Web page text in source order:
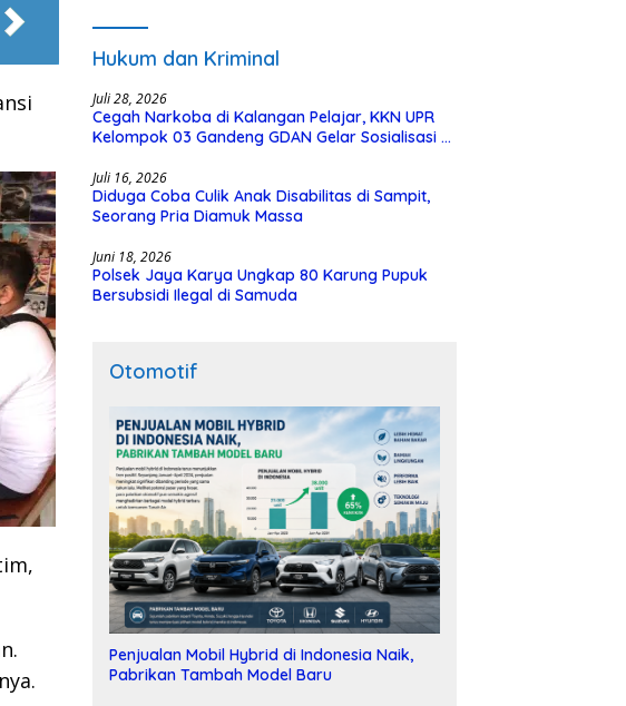
Hukum dan Kriminal
Juli 28, 2026
Cegah Narkoba di Kalangan Pelajar, KKN UPR
Kelompok 03 Gandeng GDAN Gelar Sosialisasi di
Juli 16, 2026
Diduga Coba Culik Anak Disabilitas di Sampit,
Seorang Pria Diamuk Massa
Juni 18, 2026
Polsek Jaya Karya Ungkap 80 Karung Pupuk
Bersubsidi Ilegal di Samuda
Otomotif
Penjualan Mobil Hybrid di Indonesia Naik,
Pabrikan Tambah Model Baru